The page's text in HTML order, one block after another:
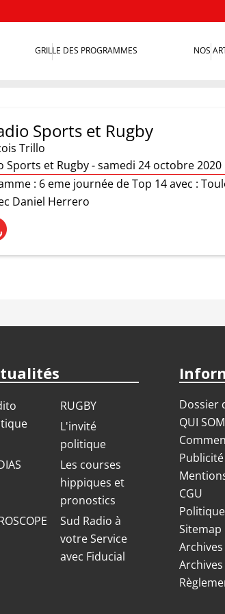
GRILLE DES PROGRAMMES NOS
Sports et Rugby
Trillo
Sports et Rugby - samedi 24 octobre 2020
: 6 eme journée de Top 14 avec :
Daniel Herrero
RUGBY
L'invité
politique
Les courses
hippiques et
pronostics
Sud Radio à
votre Service
avec Fiducial
Dossier
QUI
Publicité
CGU
Sitemap